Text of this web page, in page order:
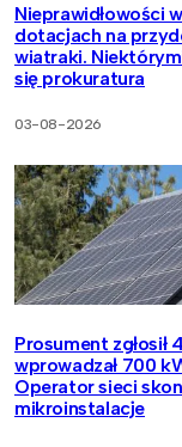
Nieprawidłowości w
dotacjach na
wiatraki.
się prokuratura
03-08-2026
Prosument zgłosił
wprowadzał 700
Operator sieci
mikroinstalacje